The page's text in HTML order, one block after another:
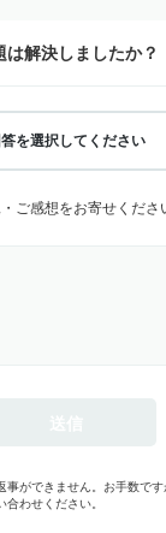
は解決しましたか？
答を選択してください
ご感想をお寄せくださ
ができません。お手数です
合わせください。